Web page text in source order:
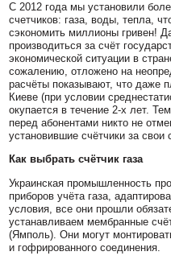
С 2012 года мы установили
счетчиков: газа, воды, тепла,
сэкономить миллионы гривен!
производиться за счёт
экономической ситуации в
сожалению, отложено на
расчёты показывают, что даже
Киеве (при условии
окупается в течение 2-х лет.
перед абонентами никто не
установившие счётчики за
Как выбрать счётчик газа
Украинская промышленность
приборов учёта газа,
условия, все они прошли
устанавливаем мембранные
(Ямполь). Они могут
и гофрированного соединения.